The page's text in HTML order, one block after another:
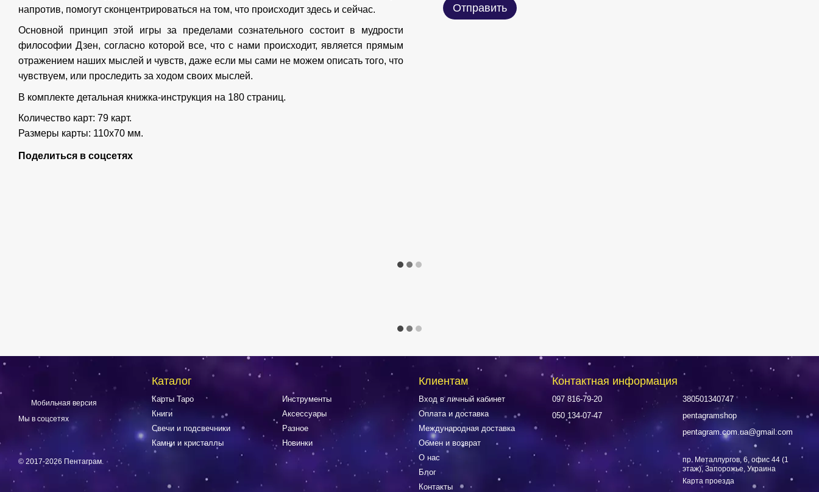
напротив, помогут сконцентрироваться на том, что происходит здесь и сейчас.
Основной принцип этой игры за пределами сознательного состоит в мудрости
философии Дзен, согласно которой все, что с нами происходит, является прямым
отражением наших мыслей и чувств, даже если мы сами не можем описать того, что
чувствуем, или проследить за ходом своих мыслей.
В комплекте детальная книжка-инструкция на 180 страниц.
Количество карт: 79 карт.
Размеры карты: 110х70 мм.
Поделиться в соцсетях
Отправить
Мобильная версия
Мы в соцсетях
© 2017-2026 Пентаграм.
Каталог
Карты Таро
Книги
Свечи и подсвечники
Камни и кристаллы
Инструменты
Аксессуары
Разное
Новинки
Клиентам
Вход в личный кабинет
Оплата и доставка
Международная доставка
Обмен и возврат
О нас
Блог
Контакты
Контактная информация
097 816-79-20
050 134-07-47
380501340747
pentagramshop
pentagram.com.ua@gmail.com
пр. Металлургов, 6, офис 44 (1
этаж), Запорожье, Украина
Карта проезда